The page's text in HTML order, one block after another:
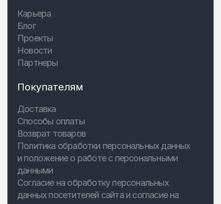
Карьера
Блог
Проекты
Новости
Партнеры
Покупателям
Доставка
Способы оплаты
Возврат товаров
Политика обработки персональных данных
и положение о работе с персональными
данными
Согласие на обработку персональных
данных посетителей сайта и согласие на